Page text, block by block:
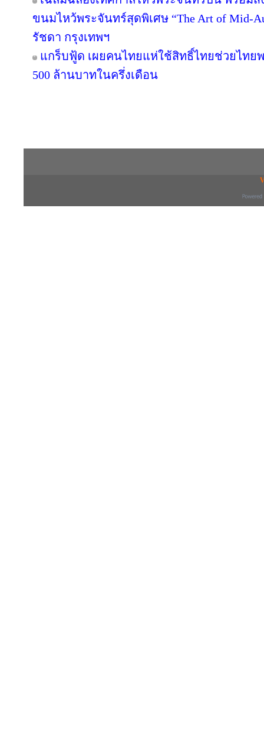
ขนมไหว้พระจันทร์สุดพิเศษ “The Art of Mid-
รัชดา กรุงเทพฯ
แกร็บฟู้ด เผยคนไทยแห่ใช้สิทธิ์ไทยช่วยไทยพ
500 ล้านบาทในครึ่งเดือน